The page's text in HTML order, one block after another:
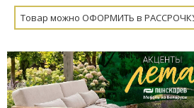
Товар можно ОФОРМИТЬ в